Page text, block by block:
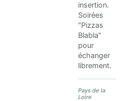
insertion.
Soirées
"Pizzas
Blabla"
pour
échanger
librement.
Pays de la
Loire